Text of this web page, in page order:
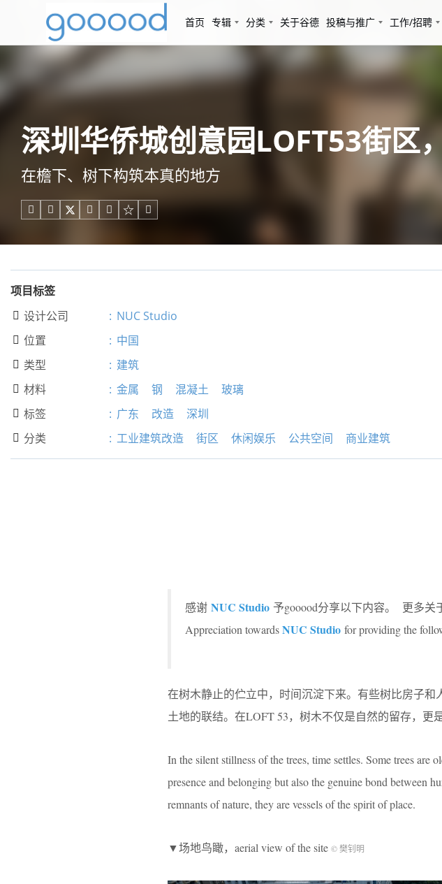
首页 专辑 分类 关于谷德 投稿与推广 工作/招聘
深圳华侨城创意园LOFT53街
在檐下、树下构筑本真的地方
    
项目标签
 设计公司 : NUC Studio
 位置 : 中国
 类型 : 建筑
 材料 : 金属 钢 混凝土 玻璃
 标签 : 广东 改造 深圳
 分类 : 工业建筑改造 街区 休闲娱乐 公共空间 商业建筑
感谢 NUC Studio 予gooood分享以下内容。 更多关
Appreciation towardsNUC Studio for providing the
在树木静止的伫立中，时间沉淀下来。有些树比房子
土地的联结。在LOFT 53，树木不仅是自然的留存，更
In the silent stillness of the trees, time settles. Some trees are
presence and belonging but also the genuine bond between
remnants of nature, they are vessels of the spirit of place.
▼场地鸟瞰，aerial view of the site © 樊钊明